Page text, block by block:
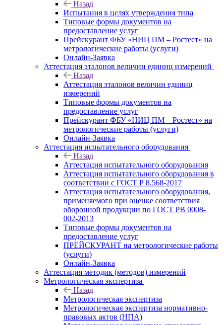
Назад
Испытания в целях утверждения типа
Типовые формы документов на
предоставление услуг
Прейскурант ФБУ «НИЦ ПМ – Ростест» на
метрологические работы (услуги)
Онлайн-Заявка
Аттестация эталонов величин единиц измерений
Назад
Аттестация эталонов величин единиц
измерений
Типовые формы документов на
предоставление услуг
Прейскурант ФБУ «НИЦ ПМ – Ростест» на
метрологические работы (услуги)
Онлайн-Заявка
Аттестация испытательного оборудования
Назад
Аттестация испытательного оборудования
Аттестация испытательного оборудования в
соответствии с ГОСТ Р 8.568-2017
Аттестация испытательного оборудования,
применяемого при оценке соответствия
оборонной продукции по ГОСТ РВ 0008-
002-2013
Типовые формы документов на
предоставление услуг
ПРЕЙСКУРАНТ на метрологические работы
(услуги)
Онлайн-Заявка
Аттестация методик (методов) измерений
Метрологическая экспертиза
Назад
Метрологическая экспертиза
Метрологическая экспертиза нормативно-
правовых актов (НПА)